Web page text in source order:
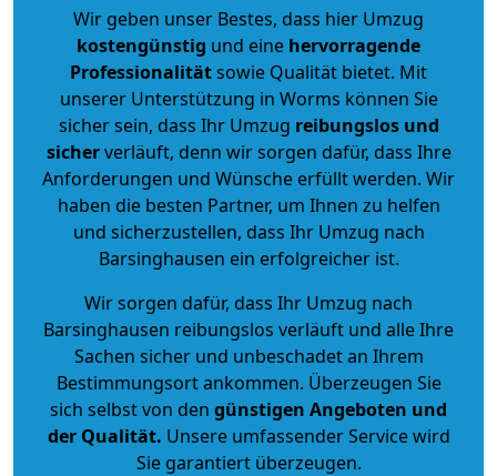
Wir geben unser Bestes, dass hier Umzug
kostengünstig und eine hervorragende
Professionalitätsowie Qualität bietet. Mit
unserer Unterstützung in Worms können Sie
sicher sein, dass Ihr Umzug reibungslos und
sicherverläuft, denn wir sorgen dafür, dass Ihre
Anforderungen und Wünsche erfüllt werden. Wir
haben die besten Partner, um Ihnen zu helfen
und sicherzustellen, dass Ihr Umzug nach
Barsinghausen ein erfolgreicher ist.
Wir sorgen dafür, dass Ihr Umzug nach
Barsinghausen reibungslos verläuft und alle Ihre
Sachen sicher und unbeschadet an Ihrem
Bestimmungsort ankommen. Überzeugen Sie
sich selbst von den günstigen Angeboten und
der Qualität. Unsere umfassender Service wird
Sie garantiert überzeugen.